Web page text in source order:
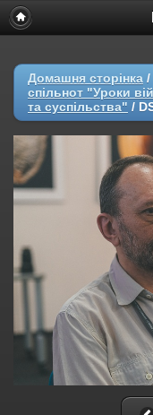
Домашня сторінка /
спільнот "Уроки
та суспільства" /